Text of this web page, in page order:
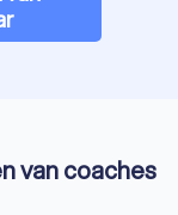
van coaches